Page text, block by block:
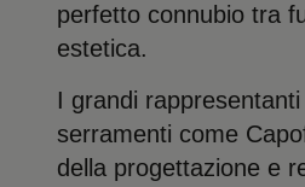
perfetto connubio tra
estetica.
I grandi
serramenti come
della progettazione e